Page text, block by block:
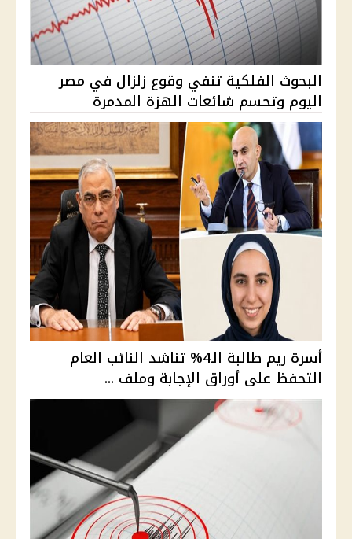
البحوث الفلكية تنفي وقوع زلزال في مصر
اليوم وتحسم شائعات الهزة المدمرة
أسرة ريم طالبة الـ4% تناشد النائب العام
التحفظ على أوراق الإجابة وملف ...